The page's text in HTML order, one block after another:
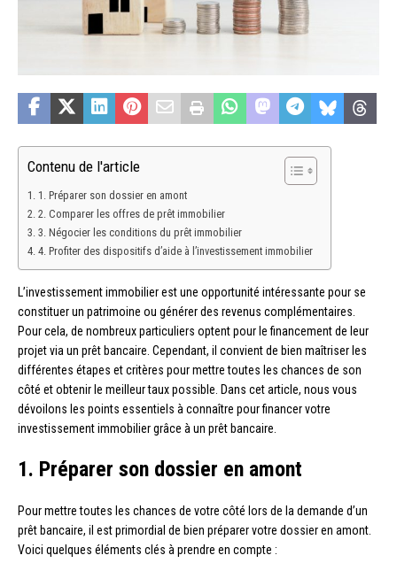
Contenu de l'article
1. Préparer son dossier en amont
2. Comparer les offres de prêt immobilier
3. Négocier les conditions du prêt immobilier
4. Profiter des dispositifs d’aide à l’investissement immobilier
L’investissement immobilier est une opportunité intéressante pour se
constituer un patrimoine ou générer des revenus complémentaires.
Pour cela, de nombreux particuliers optent pour le financement de leur
projet via un prêt bancaire. Cependant, il convient de bien maîtriser les
différentes étapes et critères pour mettre toutes les chances de son
côté et obtenir le meilleur taux possible. Dans cet article, nous vous
dévoilons les points essentiels à connaître pour financer votre
investissement immobilier grâce à un prêt bancaire.
1. Préparer son dossier en amont
Pour mettre toutes les chances de votre côté lors de la demande d’un
prêt bancaire, il est primordial de bien préparer votre dossier en amont.
Voici quelques éléments clés à prendre en compte :